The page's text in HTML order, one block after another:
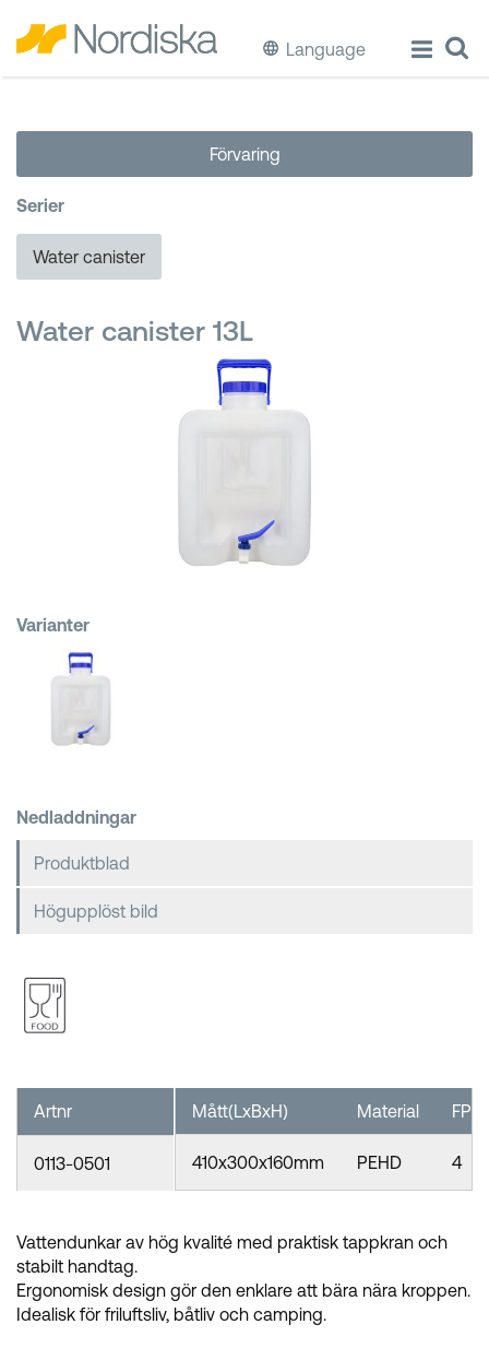
Language
Laga & Förvara mat
Diska & Städa
Förvaring
Förvaring
Serier
Water canister
Water canister 13L
Varianter
Nedladdningar
Produktblad
Högupplöst bild
Mått(LxBxH) Material FP
410x300x160mm PEHD 4
Artnr
0113-0501
Vattendunkar av hög kvalité med praktisk tappkran och
stabilt handtag.
Ergonomisk design gör den enklare att bära nära kroppen.
Idealisk för friluftsliv, båtliv och camping.